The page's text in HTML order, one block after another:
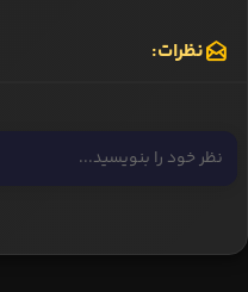
نظرات: